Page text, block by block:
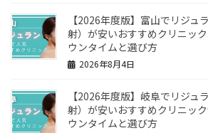
【2026年度版】富山でリジュ
射）が安いおすすめクリニッ
ウンタイムと選び方
2026年8月4日
【2026年度版】岐阜でリジュ
射）が安いおすすめクリニッ
ウンタイムと選び方